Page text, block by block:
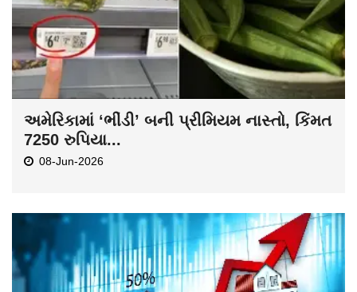
અમેરિકામાં ‘ભીંડી’ બની પ્રીમિયમ નાસ્તો, કિંમત
7250 રુપિયા...
08-Jun-2026